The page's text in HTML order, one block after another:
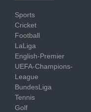
Sports
Cricket
Football
LaLiga
English-Premier
UEFA-Champions-
League
BundesLiga
Tennis
Golf